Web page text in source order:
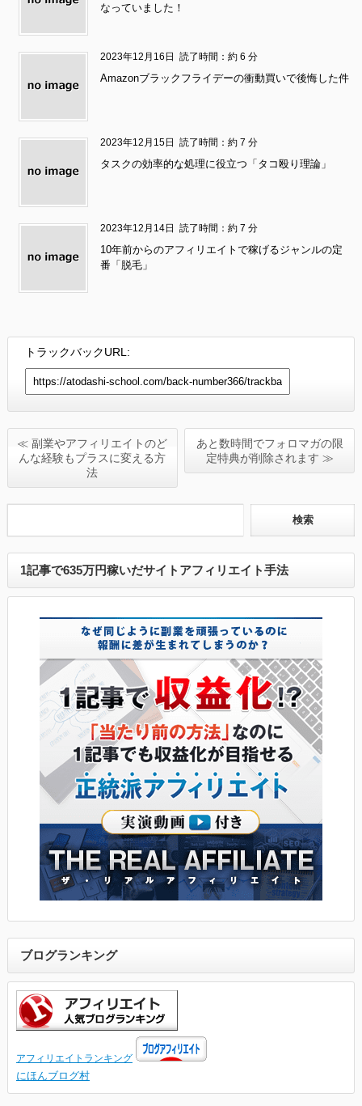
なっていました！
2023年12月16日読了時間：約 6 分
Amazonブラックフライデーの衝動買いで後悔した件
2023年12月15日読了時間：約 7 分
タスクの効率的な処理に役立つ「タコ殴り理論」
2023年12月14日読了時間：約 7 分
10年前からのアフィリエイトで稼げるジャンルの定
番「脱毛」
トラックバックURL:
≪ 副業やアフィリエイトのど
んな経験もプラスに変える方
法
あと数時間でフォロマガの限
定特典が削除されます ≫
1記事で635万円稼いだサイトアフィリエイト手法
ブログランキング
アフィリエイトランキング
にほんブログ村